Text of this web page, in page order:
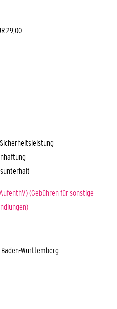
29,00
(Gebühren für sonstige
Württemberg